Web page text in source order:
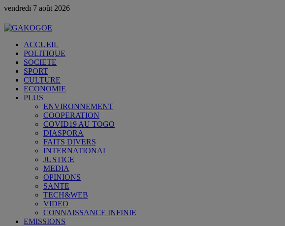
vendredi 7 août 2026
ACCUEIL
POLITIQUE
SOCIETE
SPORT
CULTURE
ECONOMIE
PLUS
ENVIRONNEMENT
COOPERATION
COVID19 AU TOGO
DIASPORA
FAITS DIVERS
INTERNATIONAL
JUSTICE
MEDIA
OPINIONS
SANTE
TECH&WEB
VIDEO
CONNAISSANCE INFINIE
EMISSIONS